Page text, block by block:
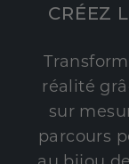
CRÉEZ
réalité
sur
parcours